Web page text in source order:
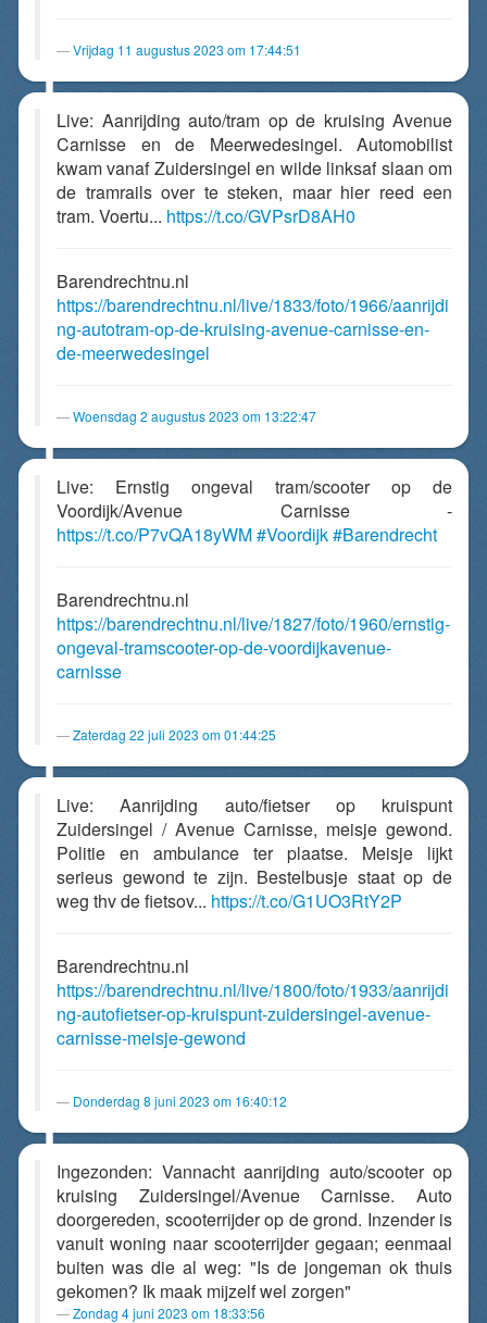
Vrijdag 11 augustus 2023 om 17:44:51
Live: Aanrijding auto/tram op de kruising Avenue
Carnisse en de Meerwedesingel. Automobilist
kwam vanaf Zuidersingel en wilde linksaf slaan om
de tramrails over te steken, maar hier reed een
tram. Voertu... https://t.co/GVPsrD8AH0
Barendrechtnu.nl
https://barendrechtnu.nl/live/1833/foto/1966/aanrijdi
ng-autotram-op-de-kruising-avenue-carnisse-en-
de-meerwedesingel
Woensdag 2 augustus 2023 om 13:22:47
Live: Ernstig ongeval tram/scooter op de
Voordijk/Avenue Carnisse -
https://t.co/P7vQA18yWM#Voordijk#Barendrecht
Barendrechtnu.nl
https://barendrechtnu.nl/live/1827/foto/1960/ernstig-
ongeval-tramscooter-op-de-voordijkavenue-
carnisse
Zaterdag 22 juli 2023 om 01:44:25
Live: Aanrijding auto/fietser op kruispunt
Zuidersingel / Avenue Carnisse, meisje gewond.
Politie en ambulance ter plaatse. Meisje lijkt
serieus gewond te zijn. Bestelbusje staat op de
weg thv de fietsov... https://t.co/G1UO3RtY2P
Barendrechtnu.nl
https://barendrechtnu.nl/live/1800/foto/1933/aanrijdi
ng-autofietser-op-kruispunt-zuidersingel-avenue-
carnisse-meisje-gewond
Donderdag 8 juni 2023 om 16:40:12
Ingezonden: Vannacht aanrijding auto/scooter op
kruising Zuidersingel/Avenue Carnisse. Auto
doorgereden, scooterrijder op de grond. Inzender is
vanuit woning naar scooterrijder gegaan; eenmaal
buiten was die al weg: "Is de jongeman ok thuis
gekomen? Ik maak mijzelf wel zorgen"
Zondag 4 juni 2023 om 18:33:56